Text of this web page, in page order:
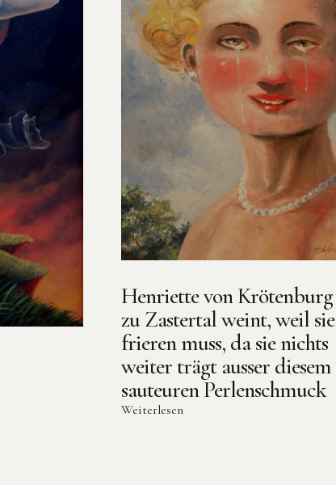
Henriette von Krötenburg
zu Zastertal weint, weil sie
frieren muss, da sie nichts
weiter trägt ausser diesem
sauteuren Perlenschmuck
Weiterlesen